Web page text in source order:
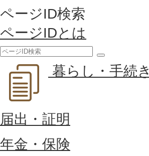
ページID検索
ページIDとは
索
暮らし・手続き
届出・証明
年金・保険